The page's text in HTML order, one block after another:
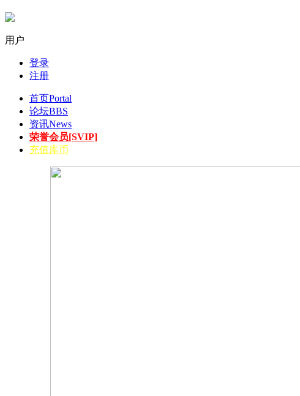
用户
登录
注册
首页Portal
论坛BBS
资讯News
荣誉会员[SVIP]
充值库币